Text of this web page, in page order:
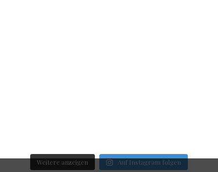
Weitere anzeigen Auf Instagram folgen